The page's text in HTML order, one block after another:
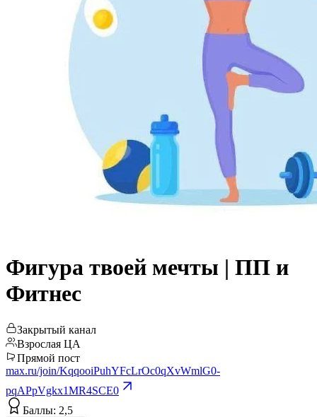
Фигура твоей мечты | ПП и
Фитнес
Закрытый канал
Взрослая ЦА
Прямой пост
max.ru/join/KqqooiPuhYFcLrOc0qXvWmlG0-
pqAPpVgkx1MR4SCE0
Баллы: 2,5